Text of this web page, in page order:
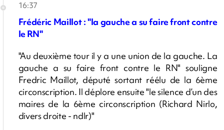
16:37
Frédéric Maillot : "la gauche a su faire front contre
le RN"
"Au deuxième tour il y a une union de la gauche. La
gauche a su faire front contre le RN" souligne
Fredric Maillot, député sortant réélu de la 6ème
circonscription. Il déplore ensuite "le silence d’un des
maires de la 6ème circonscription (Richard Nirlo,
divers droite - ndlr)"